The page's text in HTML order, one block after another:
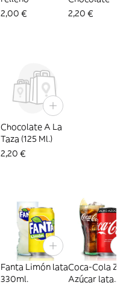
2,00 €
2,20 €
Chocolate A La
Taza (125 Ml.)
2,20 €
Fanta Limón lata
330ml.
Coca-Cola
Azúcar lata